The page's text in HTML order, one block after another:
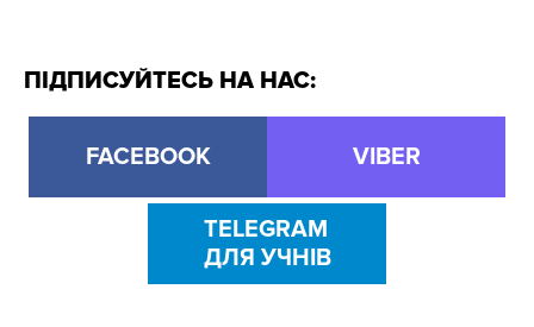
ПІДПИСУЙТЕСЬ НА НАС:
FACEBOOK VIBER
TELEGRAM
ДЛЯ УЧНІВ